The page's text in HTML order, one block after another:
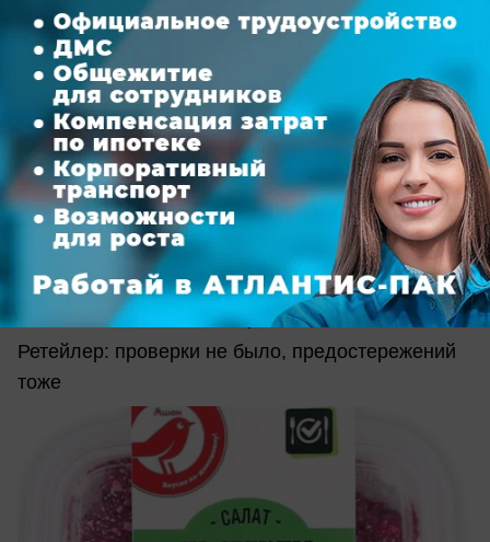
сегодня в 17:19 4
«Ашан» назвал фейком информацию о
кишечной палочке в ростовском салате
Ретейлер: проверки не было, предостережений
тоже